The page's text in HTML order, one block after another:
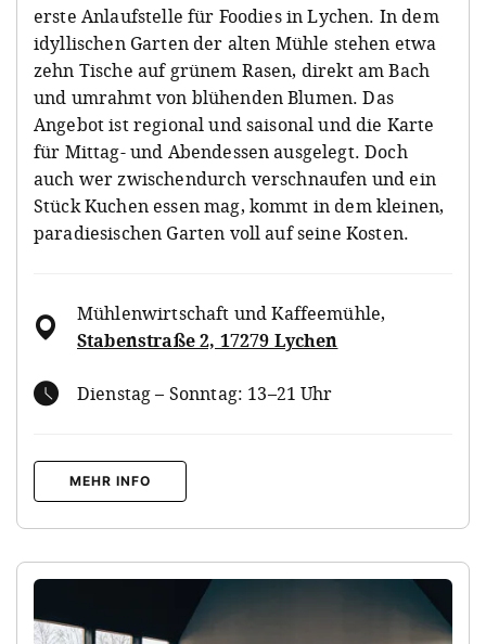
erste Anlaufstelle für Foodies in Lychen. In dem
idyllischen Garten der alten Mühle stehen etwa
zehn Tische auf grünem Rasen, direkt am Bach
und umrahmt von blühenden Blumen. Das
Angebot ist regional und saisonal und die Karte
für Mittag- und Abendessen ausgelegt. Doch
auch wer zwischendurch verschnaufen und ein
Stück Kuchen essen mag, kommt in dem kleinen,
paradiesischen Garten voll auf seine Kosten.
Mühlenwirtschaft und Kaffeemühle,
Stabenstraße 2, 17279 Lychen
Dienstag – Sonntag: 13–21 Uhr
MEHR INFO